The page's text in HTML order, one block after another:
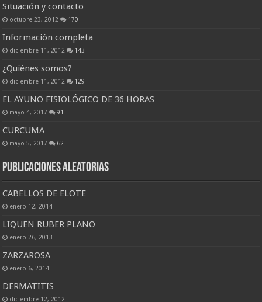
Situación y contacto
octubre 23, 2012 170
Información completa
diciembre 11, 2012 143
¿Quiénes somos?
diciembre 11, 2012 129
EL AYUNO FISIOLÓGICO DE 36 HORAS
mayo 4, 2017 91
CURCUMA
mayo 5, 2017 62
Publicaciones Aleatorias
CABELLOS DE ELOTE
enero 12, 2014
LIQUEN RUBER PLANO
enero 26, 2013
ZARZAROSA
enero 6, 2014
DERMATITIS
diciembre 12, 2012